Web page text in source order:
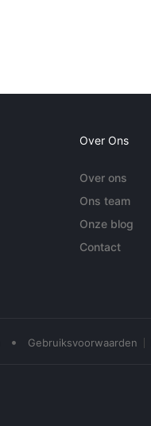
Over Ons
Over ons
Ons team
Onze blog
Contact
• Gebruiksvoorwaarden